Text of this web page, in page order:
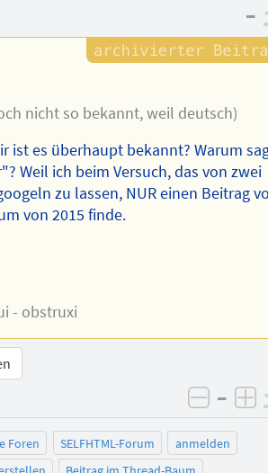
–
nicht so bekannt, weil deutsch)
ist es überhaupt bekannt? Warum
Weil ich beim Versuch, das von zwei
zu lassen, NUR einen Beitrag
von 2015 finde.
- obstruxi
–
Foren SELFHTML-Forum
anmelden